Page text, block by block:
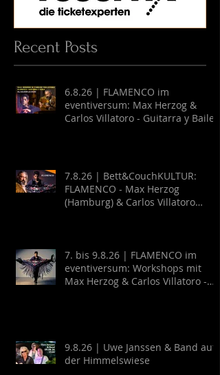
Recent Posts
6.8.26 | FLAMENCO im
eventiversum: Max Herzog &
Carlos Villatoro - Guitarra y Baile
7.8.26 | Bett&CouchKULTUR:
FLAMENCO - Max Herzog
(Hamburg) & Carlos Villatoro
7. bis 9.8.26 | FLAMENCO im
eventiversum: Workshops mit
Max Herzog & Carlos Villatoro -
9.8.26 | Uwe Janssen & Band auf
der Himmelswiese